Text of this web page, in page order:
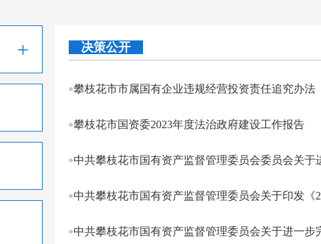
决策公开
攀枝花市市属国有企业违规经营投资责任追究办法
攀枝花市国资委2023年度法治政府建设工作报告